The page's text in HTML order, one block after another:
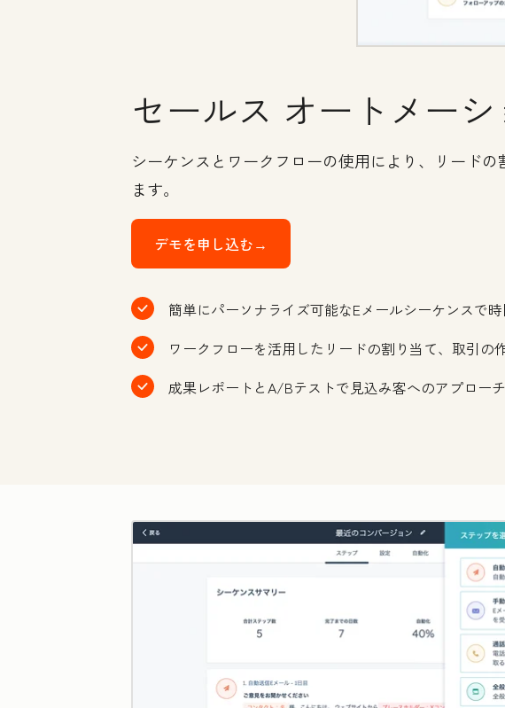
セールス オートメー
シーケンスとワークフローの使用により、リード
ます。
デモを申し込む→
簡単にパーソナライズ可能なEメールシーケンスで
ワークフローを活用したリードの割り当て、取引の
成果レポートとA/Bテストで見込み客へのアプロー